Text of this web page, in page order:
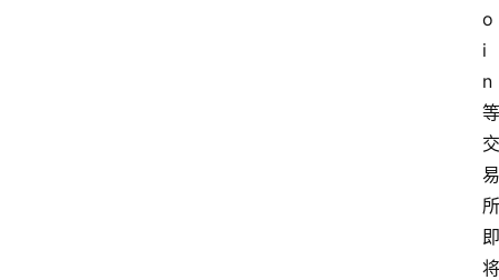
o
i
n
等
交
易
所
即
将